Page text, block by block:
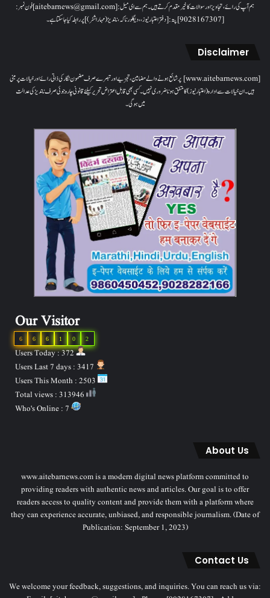
ہم آپ کی رائے، تجاویز اور سوالات کا خیرمقدم کرتے ہیں۔ ہم سےای میل: [aitebarnews@gmail.com]فون نمبر:
[9028167307]پتہ: [دفتر اعتبار نیوز، ، دیگلور ناکہ، ناندیڑ(مہاراشٹر) ] پر رابطہ کیا جاسکتا ہے۔
Disclaimer
[www.aitebarnews.com] پر شائع ہونے والے مضامین، تجزیے اور تبصرے صرف مضمون نگار کی ذاتی رائے اور خیالات پر مبنی
ہیں۔ ان خیالات سے ادارہ (اعتبار نیوز) کا متفق ہونا ضروری نہیں۔ کسی بھی قابل اعتراض تحریر کیلئے قانونی چارہ جوئی صرف ناندیڑ کی عدالت
میں ہوگی۔
Our Visitor
2
0
1
6
6
6
Users Today : 372
About Us
www.aitebarnews.com is a modern digital news platform committed to
providing readers with authentic news and articles. Our goal is to offer
readers access to quality content and provide them with a platform where
they can experience accurate, unbiased, and responsible journalism. (Date of
Publication: September 1, 2023)
Contact Us
We welcome your feedback, suggestions, and inquiries. You can reach us via: